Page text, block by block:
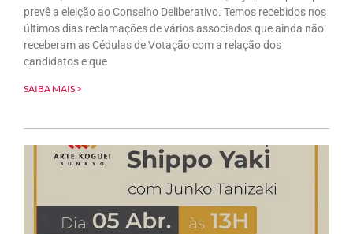
prevê a eleição ao Conselho Deliberativo. Temos recebidos nos
últimos dias reclamações de vários associados que ainda não
receberam as Cédulas de Votação com a relação dos
candidatos e que
SAIBA MAIS >